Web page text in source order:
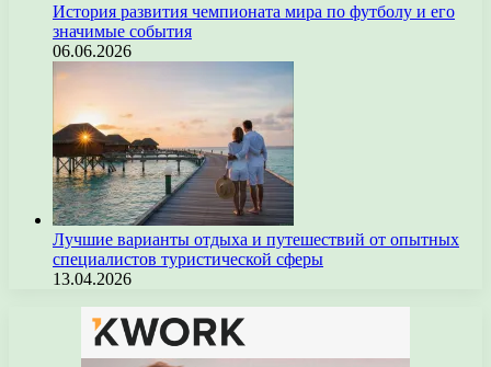
История развития чемпионата мира по футболу и его
значимые события
06.06.2026
Лучшие варианты отдыха и путешествий от опытных
специалистов туристической сферы
13.04.2026